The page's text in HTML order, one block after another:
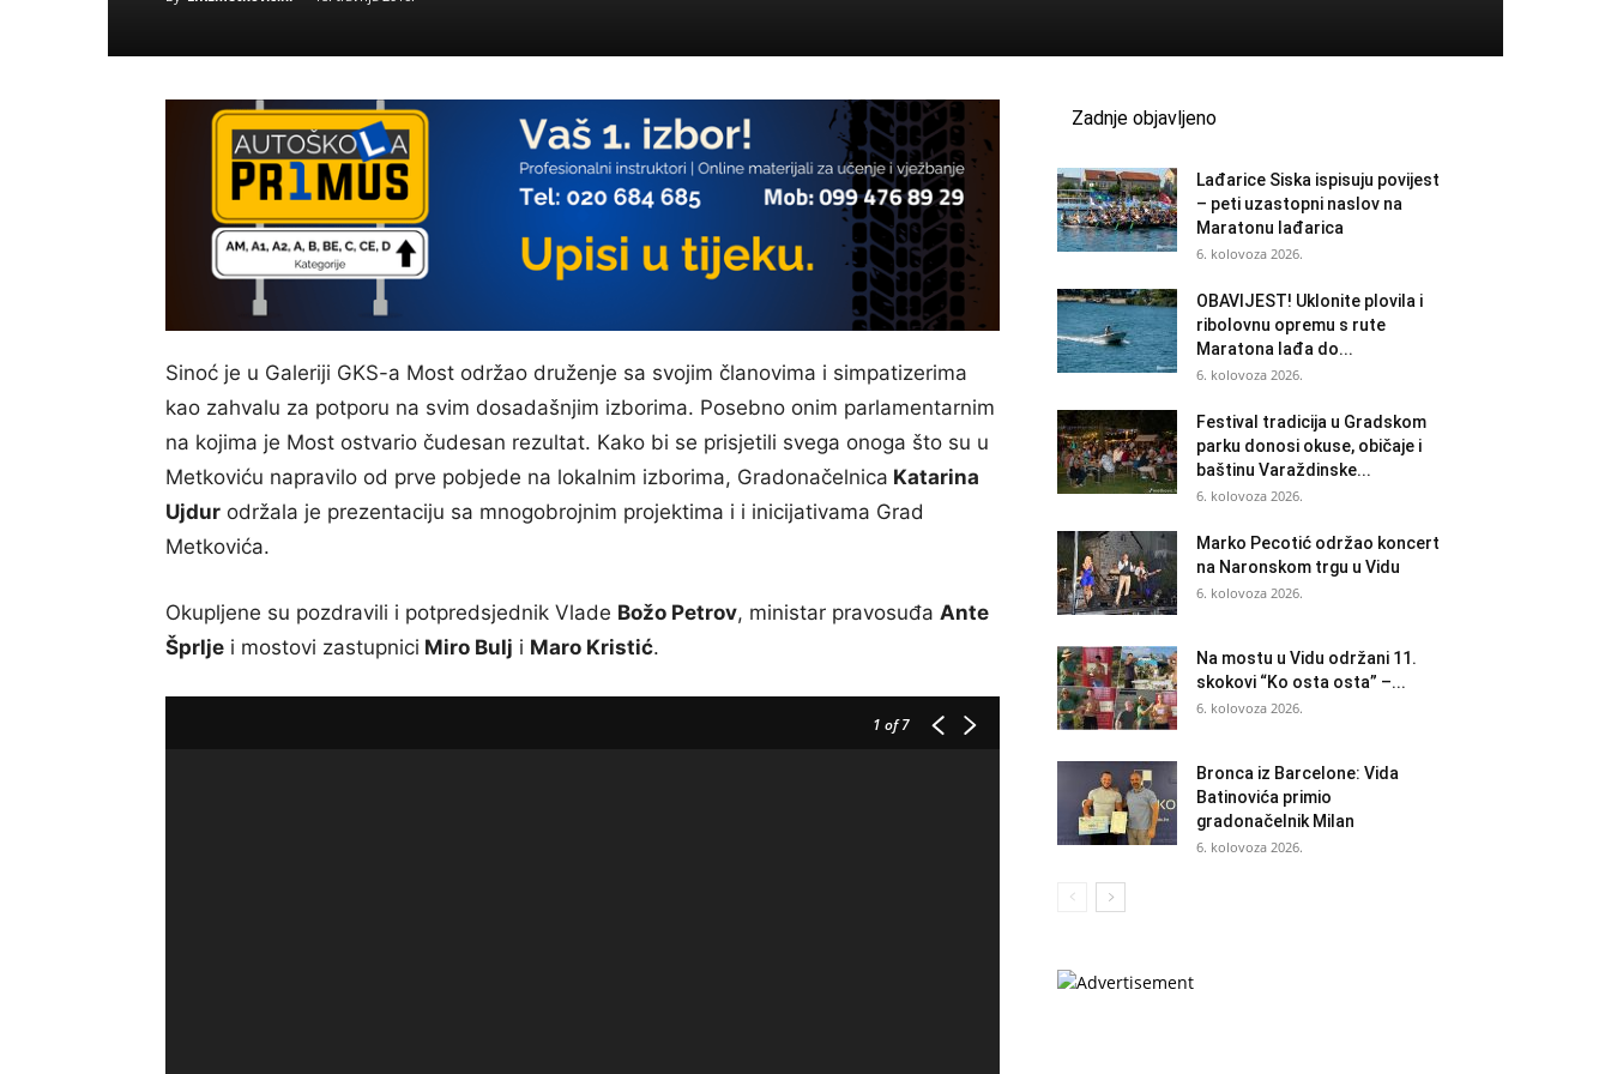
Sinoć je u Galeriji GKS-a Most održao druženje sa svojim članovima i simpatizerima
kao zahvalu za potporu na svim dosadašnjim izborima. Posebno onim parlamentarnim
na kojima je Most ostvario čudesan rezultat. Kako bi se prisjetili svega onoga što su u
Metkoviću napravilo od prve pobjede na lokalnim izborima, Gradonačelnica Katarina
Ujdur održala je prezentaciju sa mnogobrojnim projektima i i inicijativama Grad
Metkovića.
Okupljene su pozdravili i potpredsjednik Vlade Božo Petrov, ministar pravosuđa Ante
Šprlje i mostovi zastupnici Miro Bulj i Maro Kristić.
1 of 7
Zadnje objavljeno
Lađarice Siska ispisuju povijest
– peti uzastopni naslov na
Maratonu lađarica
6. kolovoza 2026.
OBAVIJEST! Uklonite plovila i
ribolovnu opremu s rute
Maratona lađa do...
6. kolovoza 2026.
Festival tradicija u Gradskom
parku donosi okuse, običaje i
baštinu Varaždinske...
6. kolovoza 2026.
Marko Pecotić održao koncert
na Naronskom trgu u Vidu
6. kolovoza 2026.
Na mostu u Vidu održani 11.
skokovi “Ko osta osta” –...
6. kolovoza 2026.
Bronca iz Barcelone: Vida
Batinovića primio
gradonačelnik Milan
6. kolovoza 2026.